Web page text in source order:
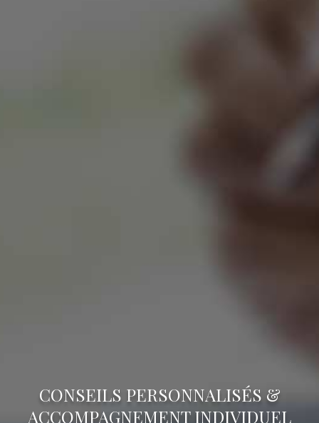
CONSEILS PERSONNALISÉS &
ACCOMPAGNEMENT INDIVIDUEL